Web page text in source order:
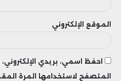
تجدر الإشارة إلى أن
بالغ الأهمية، حيث تشير
40% من الوظائف الحالية
الموقع الإلكتروني
احفظ اسمي، بريدي
المتصفح لاستخدامها المرة